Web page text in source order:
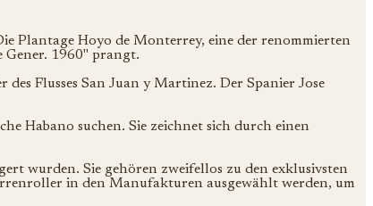
Plantage Hoyo de Monterrey, eine der renommierten
Gener. 1960" prangt.
Flusses San Juan y Martinez. Der Spanier Jose
Habano suchen. Sie zeichnet sich durch einen
wurden. Sie gehören zweifellos zu den exklusivsten
in den Manufakturen ausgewählt werden, um